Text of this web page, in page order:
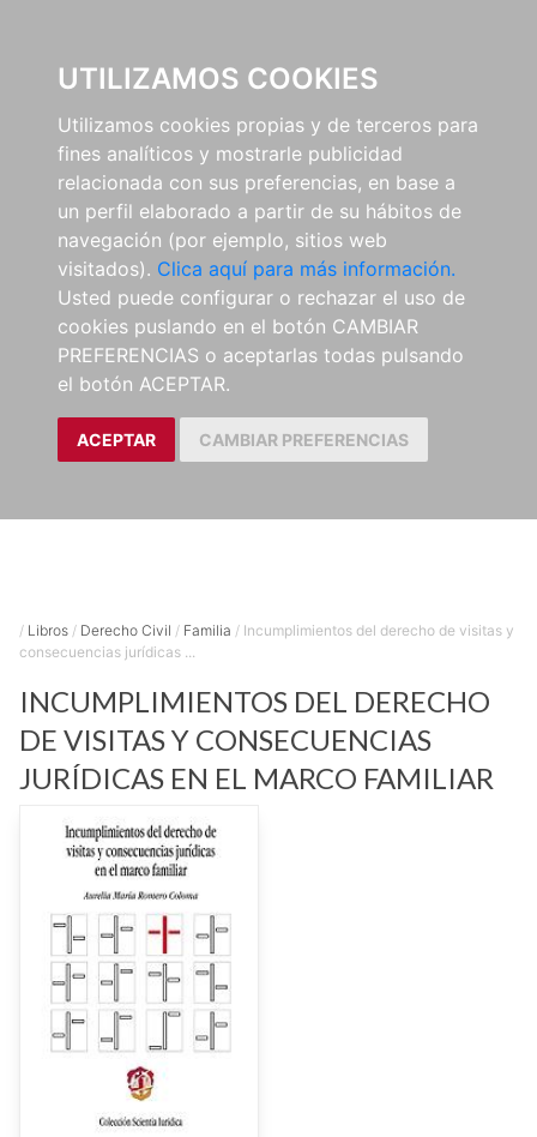
UTILIZAMOS COOKIES
Utilizamos cookies propias y de terceros para
fines analíticos y mostrarle publicidad
relacionada con sus preferencias, en base a
un perfil elaborado a partir de su hábitos de
navegación (por ejemplo, sitios web
visitados). Clica aquí para más información.
Usted puede configurar o rechazar el uso de
cookies puslando en el botón CAMBIAR
PREFERENCIAS o aceptarlas todas pulsando
el botón ACEPTAR.
ACEPTAR CAMBIAR PREFERENCIAS
/ Libros / Derecho Civil / Familia / Incumplimientos del derecho de visitas y
consecuencias jurídicas ...
INCUMPLIMIENTOS DEL DERECHO
DE VISITAS Y CONSECUENCIAS
JURÍDICAS EN EL MARCO FAMILIAR